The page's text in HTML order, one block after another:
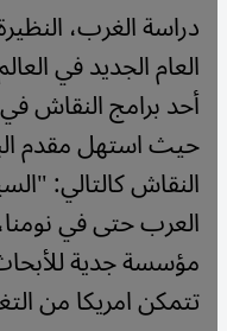
دراسة الغرب،
العام الجديد في
أحد برامج النقاش في
حيث استهل مقدم
النقاش كالتالي:
العرب حتى في
مؤسسة جدية
تتمكن امريكا من